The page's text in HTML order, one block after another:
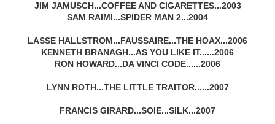
JIM JAMUSCH...COFFEE AND CIGARETTES...2003
SAM RAIMI...SPIDER MAN 2...2004
LASSE HALLSTROM...FAUSSAIRE...THE HOAX...2006
KENNETH BRANAGH...AS YOU LIKE IT......2006
RON HOWARD...DA VINCI CODE......2006
LYNN ROTH...THE LITTLE TRAITOR......2007
FRANCIS GIRARD...SOIE...SILK...2007